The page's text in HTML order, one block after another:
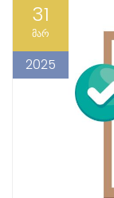
31
მარ
2025